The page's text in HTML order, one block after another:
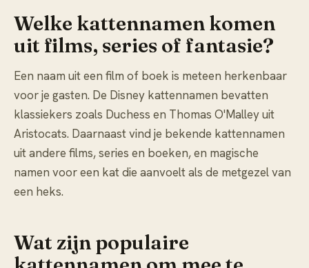
Welke kattennamen komen
uit films, series of fantasie?
Een naam uit een film of boek is meteen herkenbaar
voor je gasten. De Disney kattennamen bevatten
klassiekers zoals Duchess en Thomas O'Malley uit
Aristocats. Daarnaast vind je bekende kattennamen
uit andere films, series en boeken, en magische
namen voor een kat die aanvoelt als de metgezel van
een heks.
Wat zijn populaire